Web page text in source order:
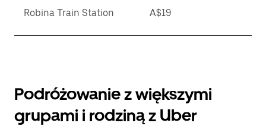
Robina Train Station A$19
Podróżowanie z większymi
grupami i rodziną z Uber